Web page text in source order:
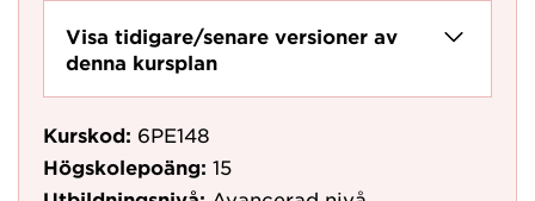
Visa tidigare/senare versioner av
denna kursplan
Kurskod: 6PE148
Högskolepoäng: 15